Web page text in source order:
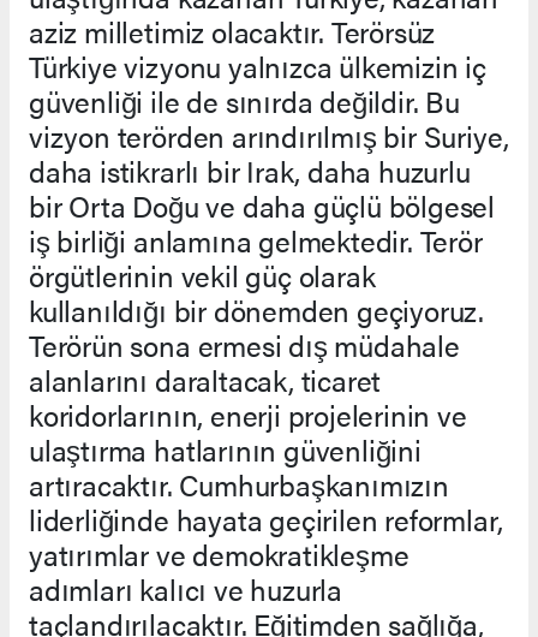
aziz milletimiz olacaktır. Terörsüz
Türkiye vizyonu yalnızca ülkemizin iç
güvenliği ile de sınırda değildir. Bu
vizyon terörden arındırılmış bir Suriye,
daha istikrarlı bir Irak, daha huzurlu
bir Orta Doğu ve daha güçlü bölgesel
iş birliği anlamına gelmektedir. Terör
örgütlerinin vekil güç olarak
kullanıldığı bir dönemden geçiyoruz.
Terörün sona ermesi dış müdahale
alanlarını daraltacak, ticaret
koridorlarının, enerji projelerinin ve
ulaştırma hatlarının güvenliğini
artıracaktır. Cumhurbaşkanımızın
liderliğinde hayata geçirilen reformlar,
yatırımlar ve demokratikleşme
adımları kalıcı ve huzurla
taçlandırılacaktır. Eğitimden sağlığa,